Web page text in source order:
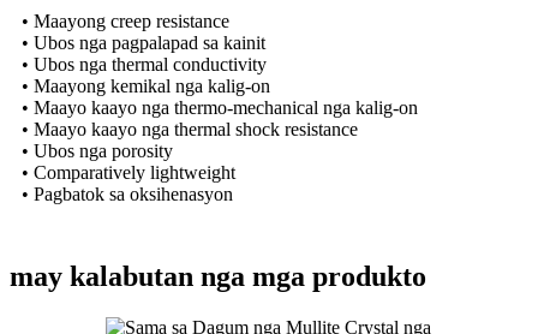
• Maayong creep resistance
• Ubos nga pagpalapad sa kainit
• Ubos nga thermal conductivity
• Maayong kemikal nga kalig-on
• Maayo kaayo nga thermo-mechanical nga kalig-on
• Maayo kaayo nga thermal shock resistance
• Ubos nga porosity
• Comparatively lightweight
• Pagbatok sa oksihenasyon
may kalabutan nga mga produkto